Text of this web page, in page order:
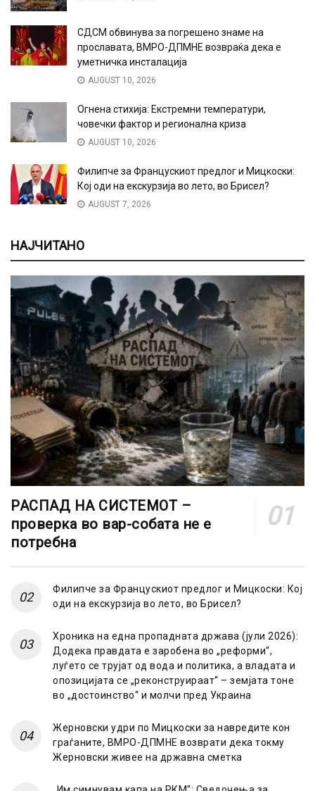
СДСМ обвинува за погрешено знаме на
прославата, ВМРО-ДПМНЕ возвраќа дека е
уметничка инсталација
AUGUST 10, 2026
Огнена стихија: Екстремни температури,
човечки фактор и регионална криза
AUGUST 10, 2026
Филипче за Францускиот предлог и Мицкоски:
Кој оди на екскурзија во лето, во Брисел?
AUGUST 7, 2026
НАЈЧИТАНО
РАСПАД НА СИСТЕМОТ –
проверка во вар-собата не е
потребна
Филипче за Францускиот предлог и Мицкоски: Кој
оди на екскурзија во лето, во Брисел?
Хроника на една пропадната држава (јули 2026):
Додека правдата е заробена во „реформи“,
луѓето се трујат од вода и политика, а владата и
опозицијата се „реконструираат“ – земјата тоне
во „достоинство“ и молчи пред Украина
Жерновски удри по Мицкоски за навредите кон
граѓаните, ВМРО-ДПМНЕ возврати дека токму
Жерновски живее на државна сметка